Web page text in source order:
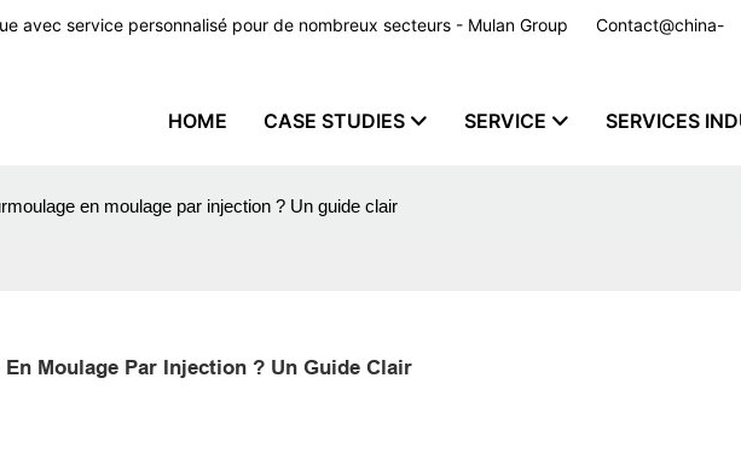
avec service personnalisé pour de nombreux secteurs - Mulan Group
Contact@china-
HOME CASE STUDIES SERVICE SERVICES
en moulage par injection ? Un guide clair
Moulage Par Injection ? Un Guide Clair